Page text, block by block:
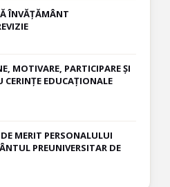
ÎNVĂȚĂMÂNT
MOTIVARE, PARTICIPARE ȘI
CERINȚE EDUCAȚIONALE
MERIT PERSONALULUI
PREUNIVERSITAR DE